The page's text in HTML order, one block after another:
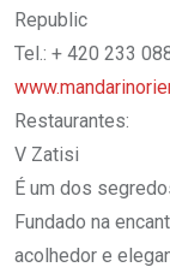
Republic
Tel.: + 420 233
Restaurantes:
V Zatisi
É um dos
Fundado na
acolhedor e